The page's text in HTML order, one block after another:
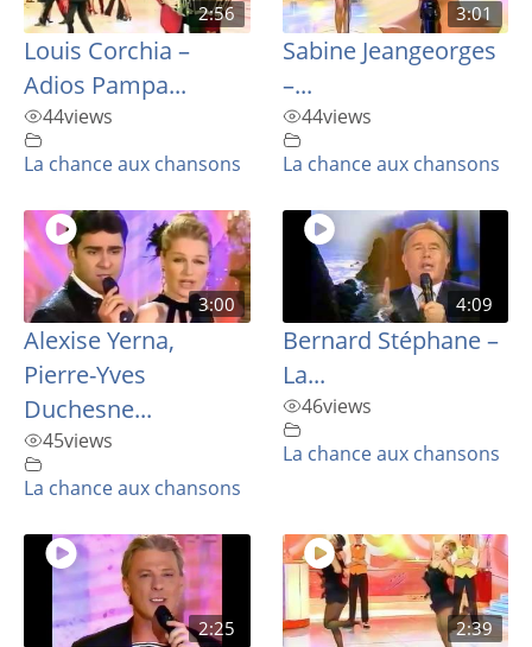
2:56
Louis Corchia –
Adios Pampa...
44views
La chance aux chansons
3:01
Sabine Jeangeorges
–...
44views
La chance aux chansons
3:00
Alexise Yerna,
Pierre-Yves
Duchesne...
45views
La chance aux chansons
4:09
Bernard Stéphane –
La...
46views
La chance aux chansons
2:25 2:39